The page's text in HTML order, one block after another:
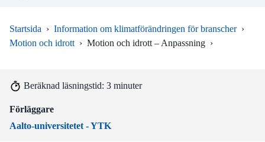
Startsida › Information om klimatförändringen för branscher ›
Motion och idrott › Motion och idrott – Anpassning ›
Beräknad läsningstid: 3 minuter
Förläggare
Aalto-universitetet - YTK